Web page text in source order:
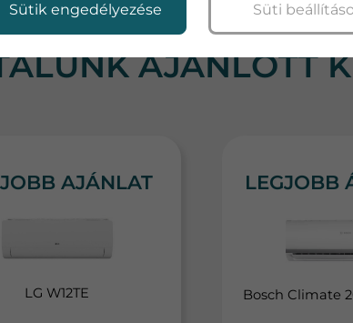
AJÁNLOTT
AJÁNLAT
LG W12TE
LEGJOBB
Bosch Climate
Sütik engedélyezése Süti